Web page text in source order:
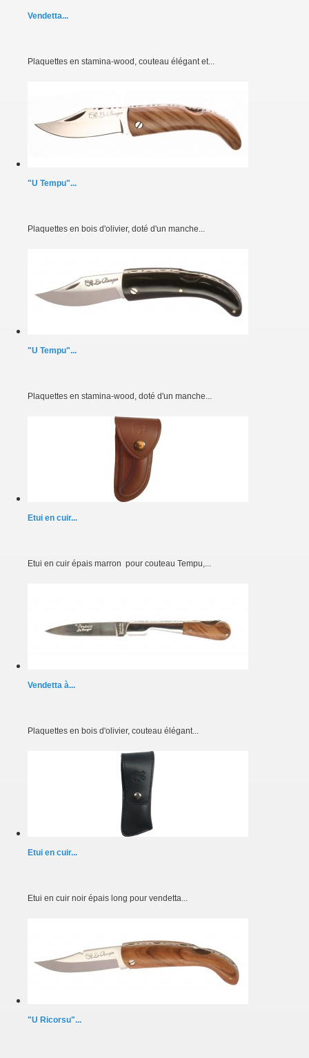
Vendetta...
Plaquettes en stamina-wood, couteau élégant et...
"U Tempu"...
Plaquettes en bois d'olivier, doté d'un manche...
"U Tempu"...
Plaquettes en stamina-wood, doté d'un manche...
Etui en cuir...
Etui en cuir épais marron pour couteau Tempu,...
Vendetta à...
Plaquettes en bois d'olivier, couteau élégant...
Etui en cuir...
Etui en cuir noir épais long pour vendetta...
"U Ricorsu"...